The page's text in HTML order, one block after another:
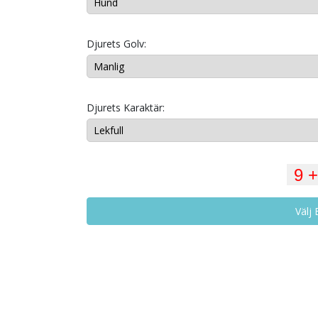
Djurets Golv:
Djurets Karaktär:
Välj